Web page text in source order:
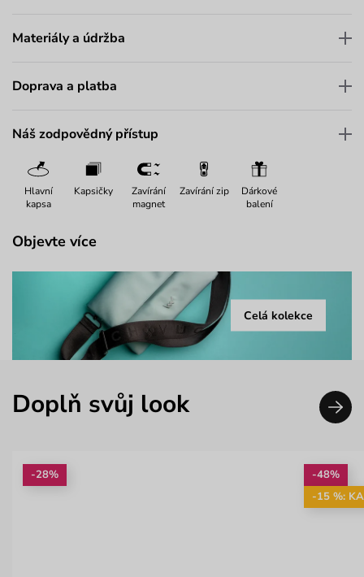
Materiály a údržba
Doprava a platba
Náš zodpovědný přístup
Hlavní
kapsa
Kapsičky
Zavírání
magnet
Zavírání zip
Dárkové
balení
Objevte více
Celá kolekce
Doplň svůj look
-28%
-48%
-15 %: